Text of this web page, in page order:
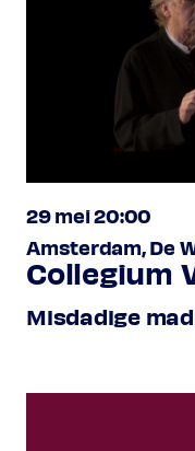
29 mei 20:00
Amsterdam, De
Collegium
Misdadige